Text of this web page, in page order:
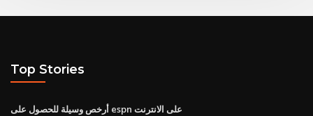
Top Stories
أرخص وسيلة للحصول على espn على الانترنت